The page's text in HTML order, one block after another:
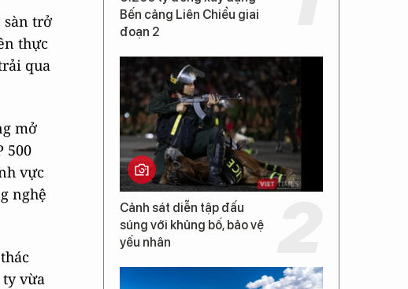
sàn trở
thực
qua
mở
500
vực
nghệ
ty vừa
Bến cảng Liên Chiểu giai
đoạn 2
Cảnh sát diễn tập đấu
súng với khủng bố, bảo vệ
yếu nhân